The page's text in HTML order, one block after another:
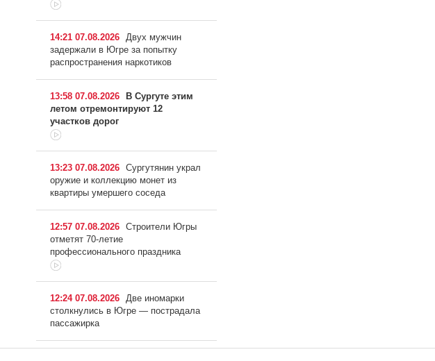
14:21 07.08.2026 Двух мужчин
задержали в Югре за попытку
распространения наркотиков
13:58 07.08.2026
В Сургуте этим
летом отремонтируют 12
участков дорог
13:23 07.08.2026 Сургутянин украл
оружие и коллекцию монет из
квартиры умершего соседа
12:57 07.08.2026 Строители Югры
отметят 70-летие
профессионального праздника
12:24 07.08.2026 Две иномарки
столкнулись в Югре — пострадала
пассажирка